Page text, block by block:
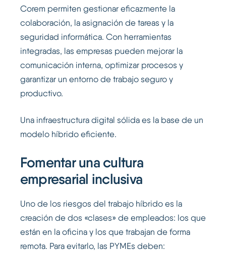
Corem permiten gestionar eficazmente la
colaboración, la asignación de tareas y la
seguridad informática. Con herramientas
integradas, las empresas pueden mejorar la
comunicación interna, optimizar procesos y
garantizar un entorno de trabajo seguro y
productivo.
Una infraestructura digital sólida es la base de un
modelo híbrido eficiente.
Fomentar una cultura
empresarial inclusiva
Uno de los riesgos del trabajo híbrido es la
creación de dos «clases» de empleados: los que
están en la oficina y los que trabajan de forma
remota. Para evitarlo, las PYMEs deben: